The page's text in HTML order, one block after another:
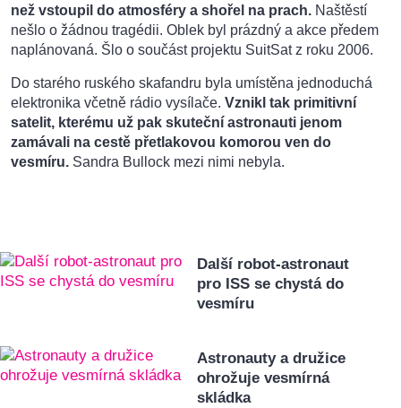
než vstoupil do atmosféry a shořel na prach. Naštěstí
nešlo o žádnou tragédii. Oblek byl prázdný a akce předem
naplánovaná. Šlo o součást projektu SuitSat z roku 2006.
Do starého ruského skafandru byla umístěna jednoduchá
elektronika včetně rádio vysílače. Vznikl tak primitivní
satelit, kterému už pak skuteční astronauti jenom
zamávali na cestě přetlakovou komorou ven do
vesmíru. Sandra Bullock mezi nimi nebyla.
Další robot-astronaut
pro ISS se chystá do
vesmíru
Astronauty a družice
ohrožuje vesmírná
skládka